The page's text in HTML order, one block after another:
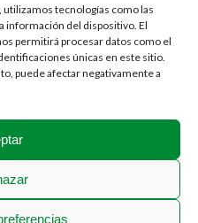
tecnologías como las
información del dispositivo. El
permitirá procesar datos como el
únicas en este sitio.
puede afectar negativamente a